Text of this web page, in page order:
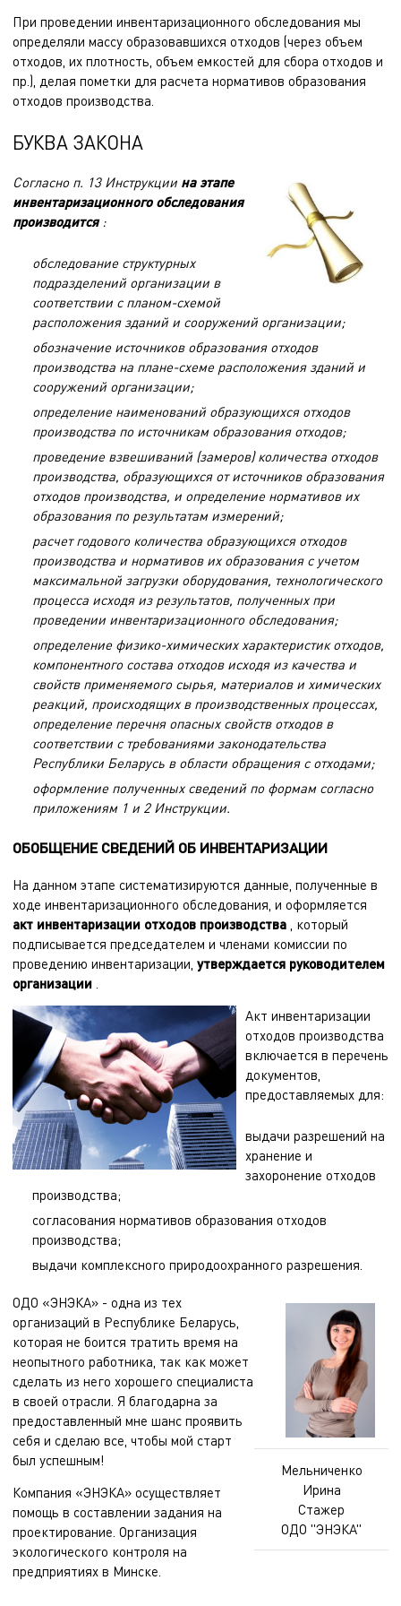
При проведении инвентаризационного обследования мы
определяли массу образовавшихся отходов (через объем
отходов, их плотность, объем емкостей для сбора отходов и
пр.), делая пометки для расчета нормативов образования
отходов производства.
БУКВА ЗАКОНА
Согласно п. 13 Инструкции на этапе
инвентаризационного обследования
производится:
обследование структурных
подразделений организации в
соответствии с планом-схемой
расположения зданий и сооружений организации;
обозначение источников образования отходов
производства на плане-схеме расположения зданий и
сооружений организации;
определение наименований образующихся отходов
производства по источникам образования отходов;
проведение взвешиваний (замеров) количества отходов
производства, образующихся от источников образования
отходов производства, и определение нормативов их
образования по результатам измерений;
расчет годового количества образующихся отходов
производства и нормативов их образования с учетом
максимальной загрузки оборудования, технологического
процесса исходя из результатов, полученных при
проведении инвентаризационного обследования;
определение физико-химических характеристик отходов,
компонентного состава отходов исходя из качества и
свойств применяемого сырья, материалов и химических
реакций, происходящих в производственных процессах,
определение перечня опасных свойств отходов в
соответствии с требованиями законодательства
Республики Беларусь в области обращения с отходами;
оформление полученных сведений по формам согласно
приложениям 1 и 2 Инструкции.
ОБОБЩЕНИЕ СВЕДЕНИЙ ОБ ИНВЕНТАРИЗАЦИИ
На данном этапе систематизируются данные, полученные в
ходе инвентаризационного обследования, и оформляется
акт инвентаризации отходов производства , который
подписывается председателем и членами комиссии по
проведению инвентаризации, утверждается руководителем
организации
Акт инвентаризации
отходов производства
включается в перечень
документов,
предоставляемых для:
выдачи разрешений на
хранение и
захоронение отходов
производства;
согласования нормативов образования отходов
производства;
выдачи комплексного природоохранного разрешения.
Мельниченко
Ирина
Стажер
ОДО "ЭНЭКА"
ОДО «ЭНЭКА» - одна из тех
организаций в Республике Беларусь,
которая не боится тратить время на
неопытного работника, так как может
сделать из него хорошего специалиста
в своей отрасли. Я благодарна за
предоставленный мне шанс проявить
себя и сделаю все, чтобы мой старт
был успешным!
Компания «ЭНЭКА» осуществляет
помощь в составлении задания на
проектирование Организация
экологического контроля на
предприятиях в Минске.